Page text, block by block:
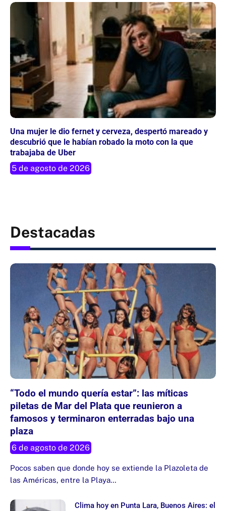
Una mujer le dio fernet y cerveza, despertó mareado y
descubrió que le habían robado la moto con la que
trabajaba de Uber
5 de agosto de 2026
Destacadas
“Todo el mundo quería estar”: las míticas
piletas de Mar del Plata que reunieron a
famosos y terminaron enterradas bajo una
plaza
6 de agosto de 2026
Pocos saben que donde hoy se extiende la Plazoleta de
las Américas, entre la Playa…
Clima hoy en Punta Lara, Buenos Aires: el